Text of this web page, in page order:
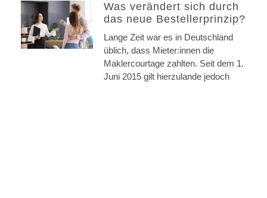
Was verändert sich durch
das neue Bestellerprinzip?
Lange Zeit war es in Deutschland
üblich, dass Mieter:innen die
Maklercourtage zahlten. Seit dem 1.
Juni 2015 gilt hierzulande jedoch